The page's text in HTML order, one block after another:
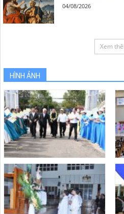
04/08/2026
Xem
HÌNH ẢNH